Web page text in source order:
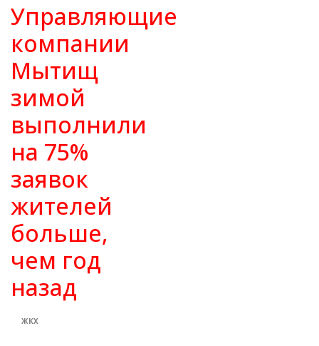
Управляющие
компании
Мытищ
зимой
выполнили
на 75%
заявок
жителей
больше,
чем год
назад
ЖКХ